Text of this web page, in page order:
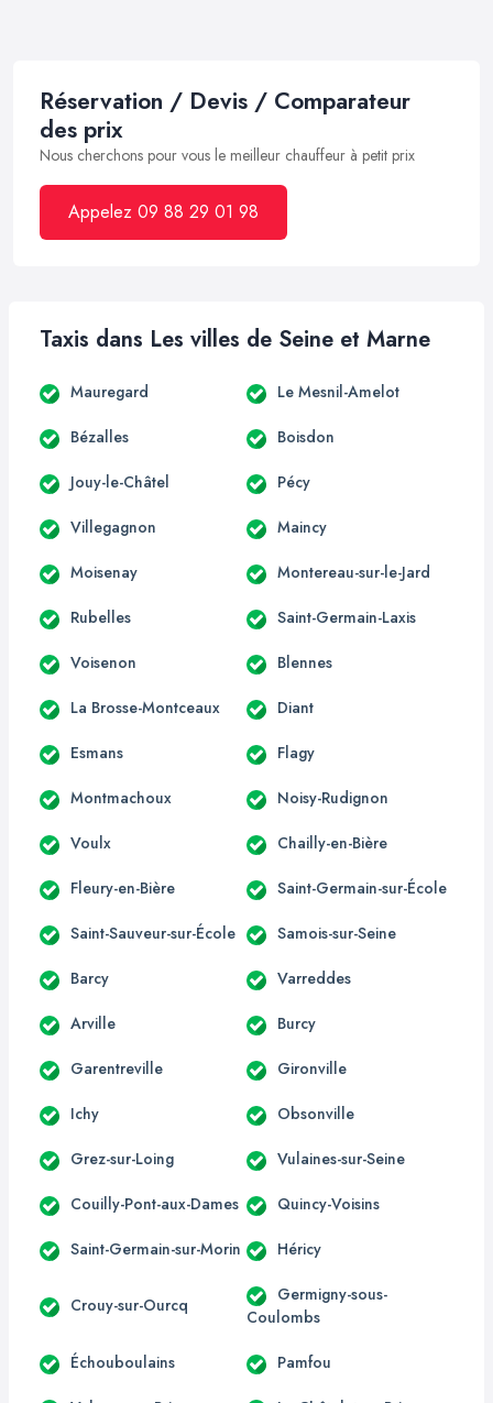
Réservation / Devis / Comparateur
des prix
Nous cherchons pour vous le meilleur chauffeur à petit prix
Appelez 09 88 29 01 98
Taxis dans Les villes de Seine et Marne
Mauregard Le Mesnil-Amelot
Bézalles Boisdon
Jouy-le-Châtel Pécy
Villegagnon Maincy
Moisenay Montereau-sur-le-Jard
Rubelles Saint-Germain-Laxis
Voisenon Blennes
La Brosse-Montceaux Diant
Esmans Flagy
Montmachoux Noisy-Rudignon
Voulx Chailly-en-Bière
Fleury-en-Bière Saint-Germain-sur-École
Saint-Sauveur-sur-École Samois-sur-Seine
Barcy Varreddes
Arville Burcy
Garentreville Gironville
Ichy Obsonville
Grez-sur-Loing Vulaines-sur-Seine
Couilly-Pont-aux-Dames Quincy-Voisins
Saint-Germain-sur-Morin Héricy
Crouy-sur-Ourcq
Germigny-sous-
Coulombs
Échouboulains Pamfou